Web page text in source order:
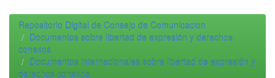
Repositorio Digital de Consejo de Comunicacion
Documentos sobre libertad de expresión y derechos
conexos
Documentos internacionales sobre libertad de expresión y
derechos conexos